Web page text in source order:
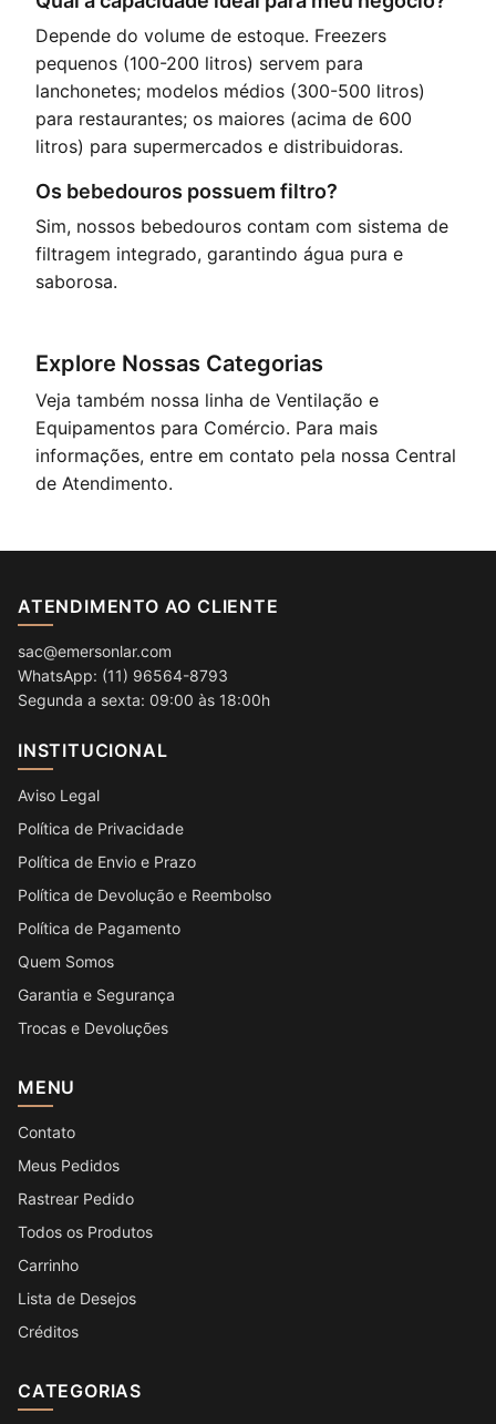
Depende do volume de estoque. Freezers
pequenos (100-200 litros) servem para
lanchonetes; modelos médios (300-500 litros)
para restaurantes; os maiores (acima de 600
litros) para supermercados e distribuidoras.
Os bebedouros possuem filtro?
Sim, nossos bebedouros contam com sistema de
filtragem integrado, garantindo água pura e
saborosa.
Explore Nossas Categorias
Veja também nossa linha de Ventilação e
Equipamentos para Comércio. Para mais
informações, entre em contato pela nossa Central
de Atendimento.
ATENDIMENTO AO CLIENTE
sac@emersonlar.com
WhatsApp: (11) 96564-8793
Segunda a sexta: 09:00 às 18:00h
INSTITUCIONAL
Aviso Legal
Política de Privacidade
Política de Envio e Prazo
Política de Devolução e Reembolso
Política de Pagamento
Quem Somos
Garantia e Segurança
Trocas e Devoluções
MENU
Contato
Meus Pedidos
Rastrear Pedido
Todos os Produtos
Carrinho
Lista de Desejos
Créditos
CATEGORIAS